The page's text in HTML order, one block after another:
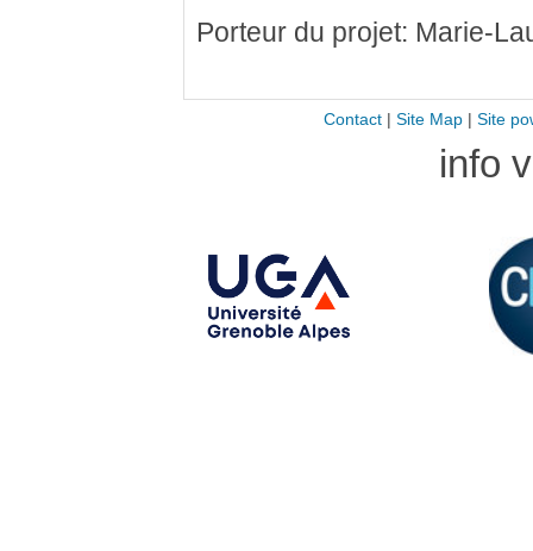
Porteur du projet: Marie-
Contact| Site Map| Site
info